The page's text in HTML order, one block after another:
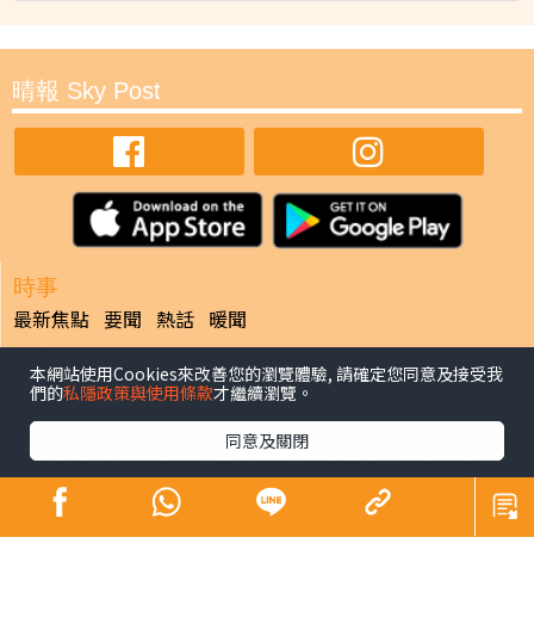
晴報 Sky Post
時事
最新焦點 要聞 熱話 暖聞
最新焦點
健康
最新焦點 飲食及運動 生活健康 中醫養生 腫瘤及癌症
心臟健康
腸胃保健 兒科百問 女性疾病
老人病
皮膚護理
更多專題
本網站使用Cookies來改善您的瀏覽體驗, 請確定您同意及接受我
們的私隱政策與使用條款才繼續瀏覽。
同意及關閉